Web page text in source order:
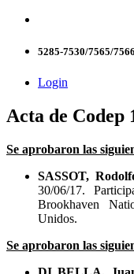
5285-7530/7565/7566
Login
Acta de Codep
Se aprobaron las
SASSOT,
30/06/17.
Brookhaven
Unidos.
Se aprobaron las